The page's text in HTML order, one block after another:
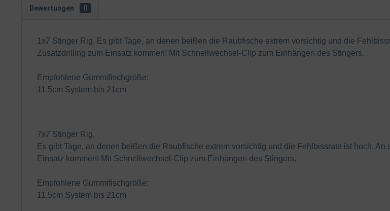
Bewertungen 0
1x7 Stinger Rig. Es gibt Tage, an denen beißen die Raubfische extrem vorsichtig und die
Zusatzdrilling zum Einsatz kommen! Mit Schnellwechsel-Clip zum Einhängen des Stingers.
Empfohlene Gummifischgröße:
11,5cm System bis 21cm
7x7 Stinger Rig.
Es gibt Tage, an denen beißen die Raubfische extrem vorsichtig und die Fehlbissrate ist hoch.
Einsatz kommen! Mit Schnellwechsel-Clip zum Einhängen des Stingers.
Empfohlene Gummifischgröße:
11,5cm System bis 21cm